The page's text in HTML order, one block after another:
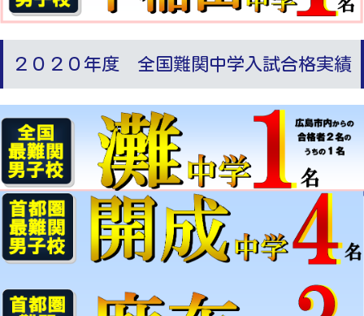
２０２０年度 全国難関中学入試合格実績